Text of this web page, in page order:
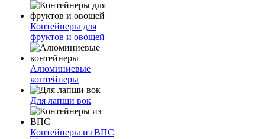
Контейнеры для
фруктов и овощей
Алюминиевые
контейнеры
Для лапши вок
Контейнеры из ВПС